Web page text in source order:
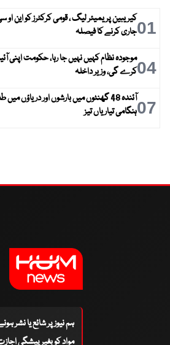
01جاری کرنے کا فیصلہ
04موجودہ نظام کہیں نہیں جا رہا، حکومت
کرے گی، وزیر داخلہ
07
آئندہ 48 گھنٹوں میں بارشوں اور دریاؤں
ہنگامی تیاریاں تیز
ہم نیوز پر شائع یا نشر
مواد کو بغیر پیشگی